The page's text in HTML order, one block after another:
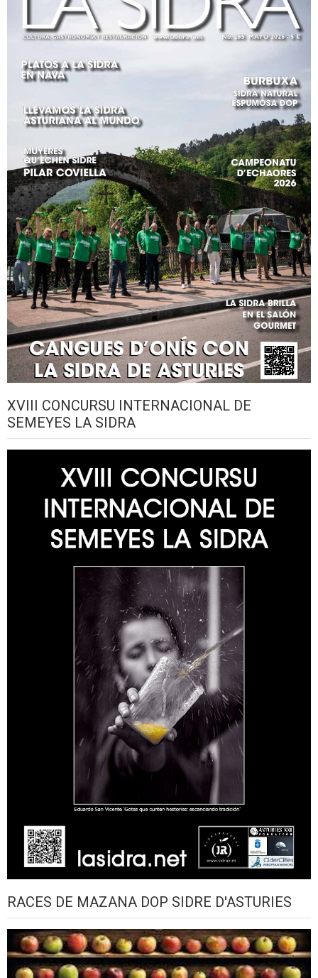
XVIII CONCURSU INTERNACIONAL DE
SEMEYES LA SIDRA
RACES DE MAZANA DOP SIDRE D'ASTURIES